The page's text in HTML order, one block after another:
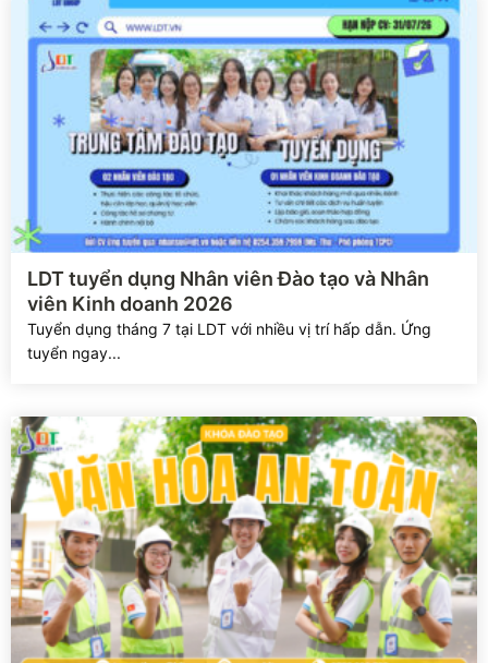
Xem chi tiết
LDT tuyển dụng Nhân viên Đào tạo và Nhân
viên Kinh doanh 2026
Tuyển dụng tháng 7 tại LDT với nhiều vị trí hấp dẫn. Ứng
tuyển ngay...